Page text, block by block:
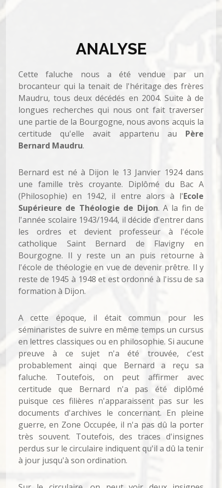
ANALYSE
Cette faluche nous a été vendue par un
brocanteur qui la tenait de l'héritage des frères
Maudru, tous deux décédés en 2004. Suite à de
longues recherches qui nous ont fait traverser
une partie de la Bourgogne, nous avons acquis la
certitude qu'elle avait appartenu au Père
Bernard Maudru.
Bernard est né à Dijon le 13 Janvier 1924 dans
une famille très croyante. Diplômé du Bac A
(Philosophie) en 1942, il entre alors à l'Ecole
Supérieure de Théologie de Dijon. A la fin de
l'année scolaire 1943/1944, il décide d'entrer dans
les ordres et devient professeur à l'école
catholique Saint Bernard de Flavigny en
Bourgogne. Il y reste un an puis retourne à
l'école de théologie en vue de devenir prêtre. Il y
reste de 1945 à 1948 et est ordonné à l'issu de sa
formation à Dijon.
A cette époque, il était commun pour les
séminaristes de suivre en même temps un cursus
en lettres classiques ou en philosophie. Si aucune
preuve à ce sujet n'a été trouvée, c'est
probablement ainqi que Bernard a reçu sa
faluche. Toutefois, on peut affirmer avec
certitude que Bernard n'a pas été diplômé
puisque ces filières n'apparaissent pas sur les
documents d'archives le concernant. En pleine
guerre, en Zone Occupée, il n'a pas dû la porter
très souvent. Toutefois, des traces d'insignes
perdus sur le circulaire indiquent qu'il a dû la tenir
à jour jusqu'à son ordination.